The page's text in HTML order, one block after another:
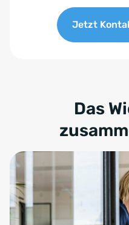
Jetzt
Das